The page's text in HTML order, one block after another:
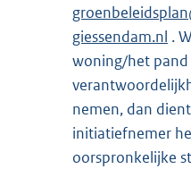
giessendam.nl .
woning/het pand
nemen, dan
initiatiefnemer
oorspronkelijke